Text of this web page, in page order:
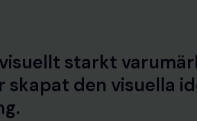
starkt
skapat den visuella